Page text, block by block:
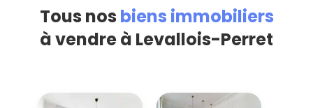
Tous nos biens immobiliers
à vendre à Levallois-Perret